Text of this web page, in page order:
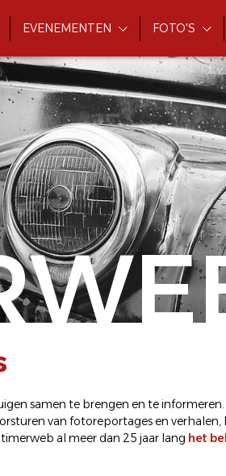
EVENEMENTEN FOTO'S
samen te brengen en te
van fotoreportages en verhalen,
al meer dan 25 jaar lang het